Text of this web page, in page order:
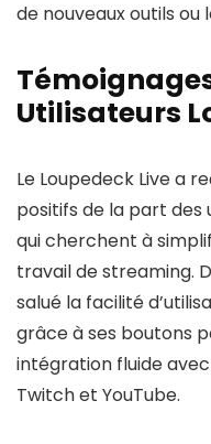
de nouveaux outils ou
Utilisateurs
Le Loupedeck Live a
positifs de la part des
qui cherchent à
travail de streaming.
salué la facilité
grâce à ses boutons
intégration fluide
Twitch et YouTube.